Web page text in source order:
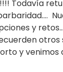
Todavía
y
otros
y venimos